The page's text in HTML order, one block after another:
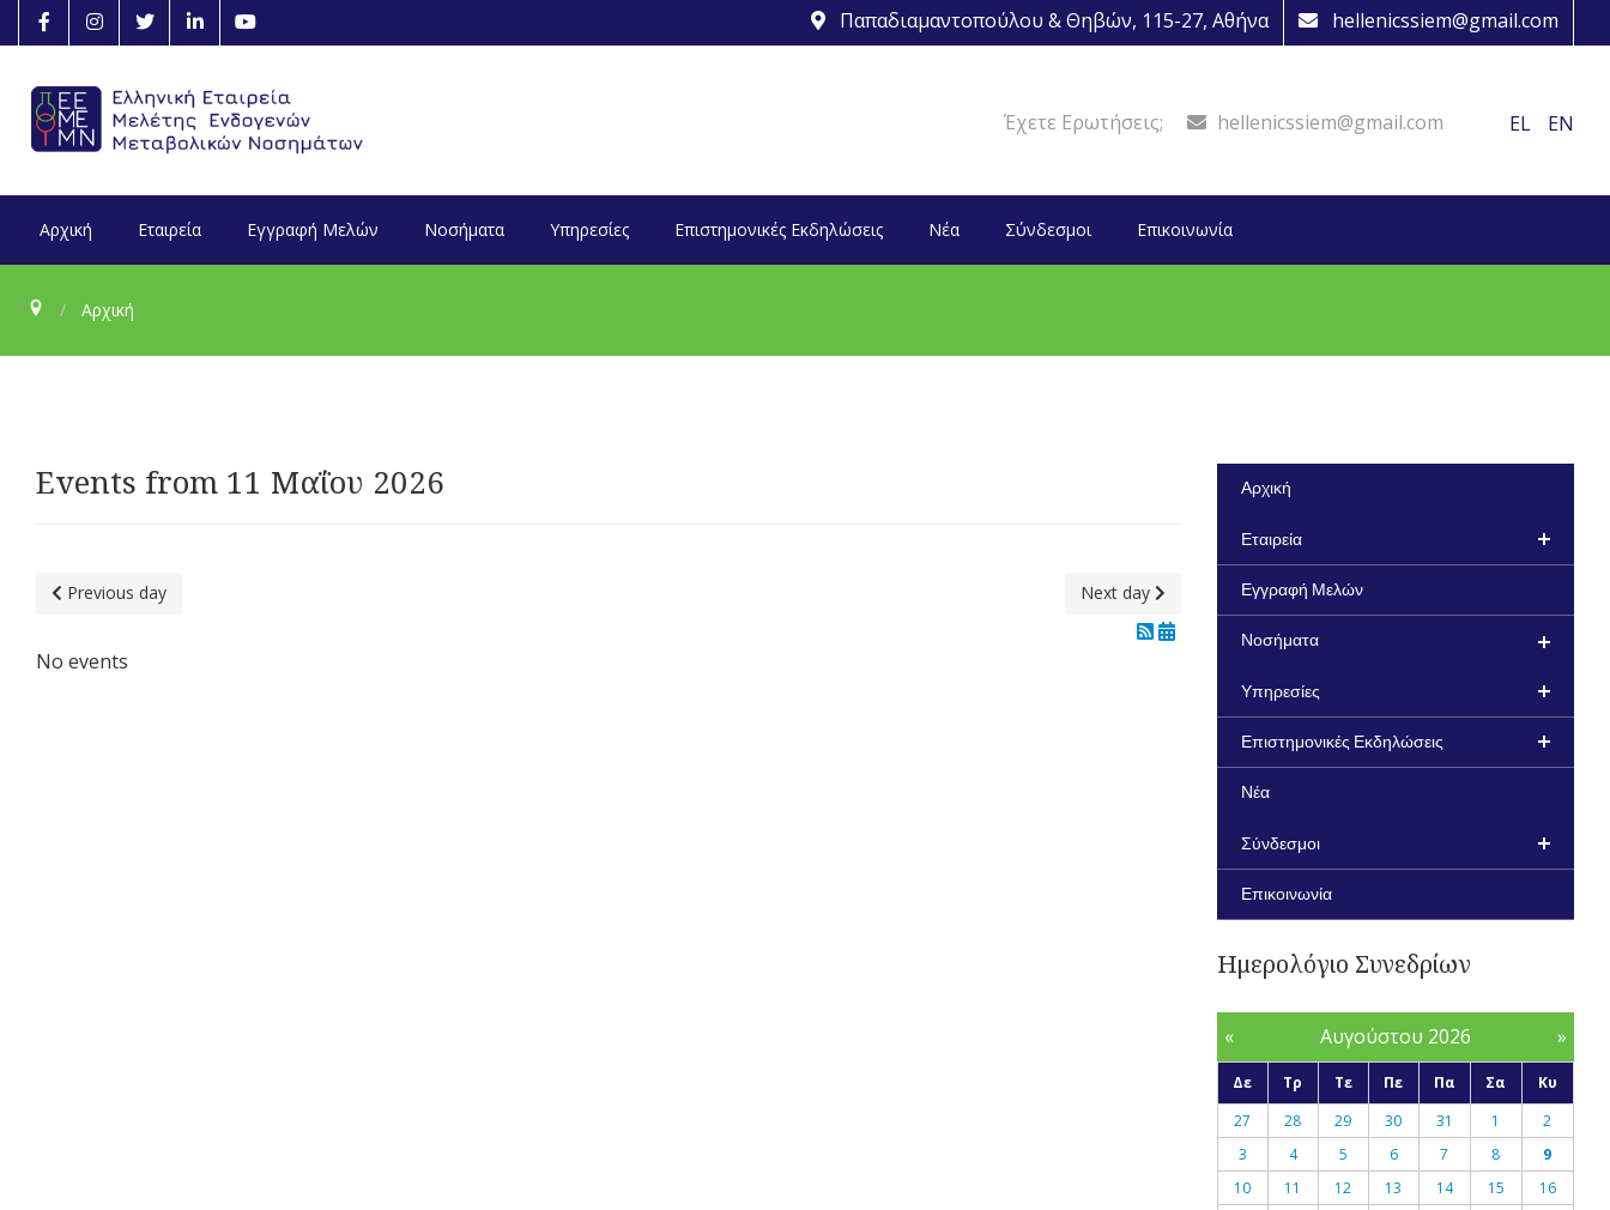
Παπαδιαμαντοπούλου & Θηβών, 115-27, Αθήνα hellenicssiem@gmail.com
Έχετε Ερωτήσεις; hellenicssiem@gmail.com EL EN
Αρχική Εταιρεία Εγγραφή Μελών Νοσήματα Υπηρεσίες Επιστημονικές Εκδηλώσεις Νέα Σύνδεσμοι Επικοινωνία
Αρχική
Events from 11 Μαΐου 2026
Previous day Next day
No events
Αρχική
Εταιρεία
Εγγραφή Μελών
Νοσήματα
Υπηρεσίες
Επιστημονικές Εκδηλώσεις
Νέα
Σύνδεσμοι
Επικοινωνία
Ημερολόγιο Συνεδρίων
« Αυγούστου 2026 »
Δε Τρ Τε Πε Πα Σα
Κυ
27
28 29 30 31 1
2
3
4 5 6 7 8
9
10
11 12 13 14 15
16